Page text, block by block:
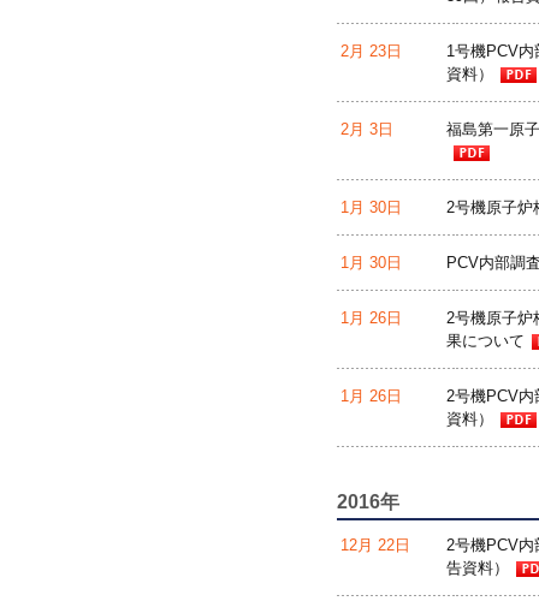
2月 23日
1号機PCV
資料）
2月 3日 福島第一原
1月 30日 2号機原子炉
1月 30日 PCV内部調
1月 26日
2号機原子炉
果について
1月 26日
2号機PCV内
資料）
2016年
12月 22日
2号機PCV内
告資料）